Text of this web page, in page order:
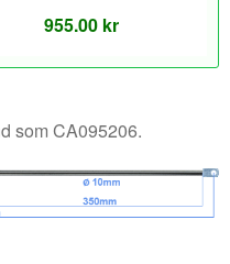
955.00 kr
som CA095206.